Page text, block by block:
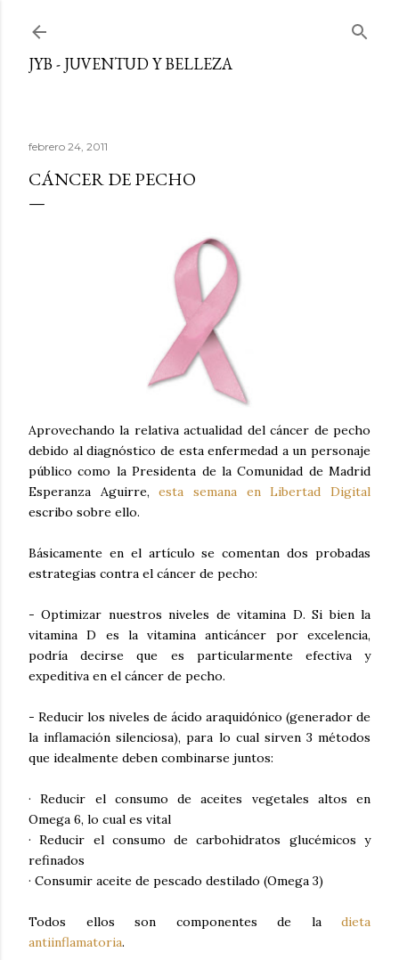
JYB - JUVENTUD Y BELLEZA
febrero 24, 2011
CÁNCER DE PECHO
Aprovechando la relativa actualidad del cáncer de pecho
debido al diagnóstico de esta enfermedad a un personaje
público como la Presidenta de la Comunidad de Madrid
Esperanza Aguirre,esta semana en Libertad Digital
escribo sobre ello.
Básicamente en el artículo se comentan dos probadas
estrategias contra el cáncer de pecho:
- Optimizar nuestros niveles de vitamina D. Si bien la
vitamina D es la vitamina anticáncer por excelencia,
podría decirse que es particularmente efectiva y
expeditiva en el cáncer de pecho.
- Reducir los niveles de ácido araquidónico (generador de
la inflamación silenciosa), para lo cual sirven 3 métodos
que idealmente deben combinarse juntos:
· Reducir el consumo de aceites vegetales altos en
Omega 6, lo cual es vital
· Reducir el consumo de carbohidratos glucémicos y
refinados
· Consumir aceite de pescado destilado (Omega 3)
Todos ellos son componentes de la dieta
antiinflamatoria.